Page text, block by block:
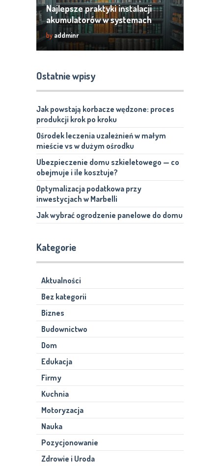
Najlepsze praktyki instalacji
akumulatorów w systemach
magazynowania
by addminr
Ostatnie wpisy
Jak powstają korbacze wędzone: proces
produkcji krok po kroku
Ośrodek leczenia uzależnień w małym
mieście vs w dużym ośrodku
Ubezpieczenie domu szkieletowego — co
obejmuje i ile kosztuje?
Optymalizacja podatkowa przy
inwestycjach w Marbelli
Jak wybrać ogrodzenie panelowe do domu
Kategorie
Aktualności
Bez kategorii
Biznes
Budownictwo
Dom
Edukacja
Firmy
Kuchnia
Motoryzacja
Nauka
Pozycjonowanie
Zdrowie i Uroda